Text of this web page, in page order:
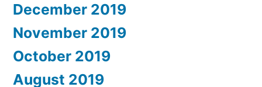
December 2019
November 2019
October 2019
August 2019